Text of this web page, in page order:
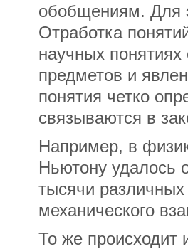
обобщениям. Для
Отработка
научных
предметов и
понятия четко
связываются в
Например, в
Ньютону удалось
тысячи
механического
То же происходит